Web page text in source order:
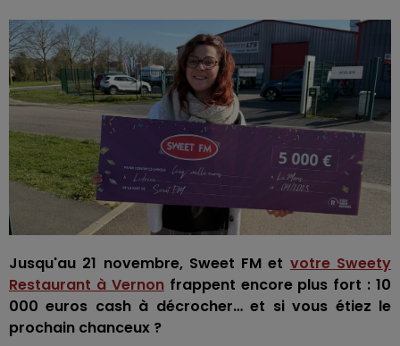
Jusqu'au 21 novembre, Sweet FM et votre Sweety
Restaurant à Vernonfrappent encore plus fort : 10
000 euros cash à décrocher… et si vous étiez le
prochain chanceux ?